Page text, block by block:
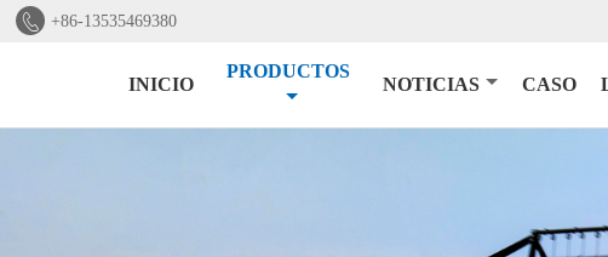
 +86-13535469380
INICIO
PRODUCTOS
NOTICIAS CASO